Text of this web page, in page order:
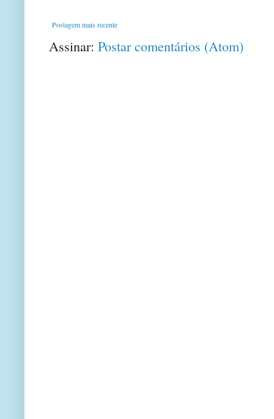
Postagem mais recente
Assinar: Postar comentários (Atom)